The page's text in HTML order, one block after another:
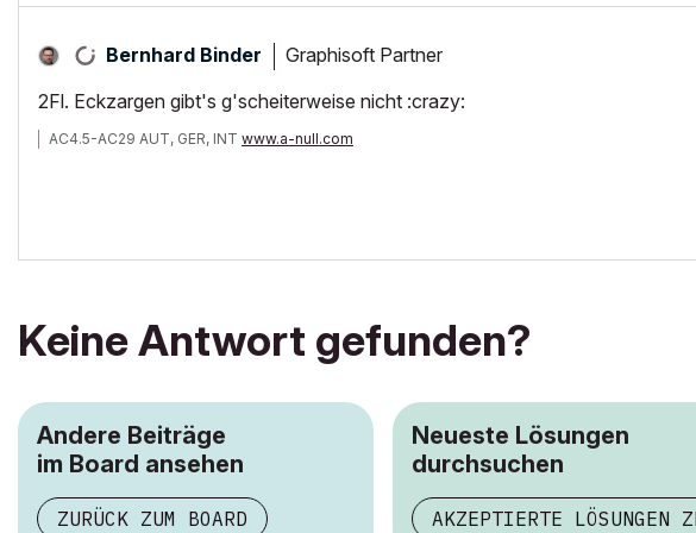
Bernhard Binder Graphisoft Partner
2Fl. Eckzargen gibt's g'scheiterweise nicht :crazy:
AC4.5-AC29 AUT, GER, INT www.a-null.com
Keine Antwort gefunden?
Andere Beiträge
im Board ansehen
ZURÜCK ZUM BOARD
Neueste Lösungen
durchsuchen
AKZEPTIERTE LÖSUNGEN